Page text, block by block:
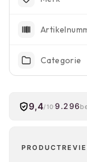
Categorie
9,4/10 9.296